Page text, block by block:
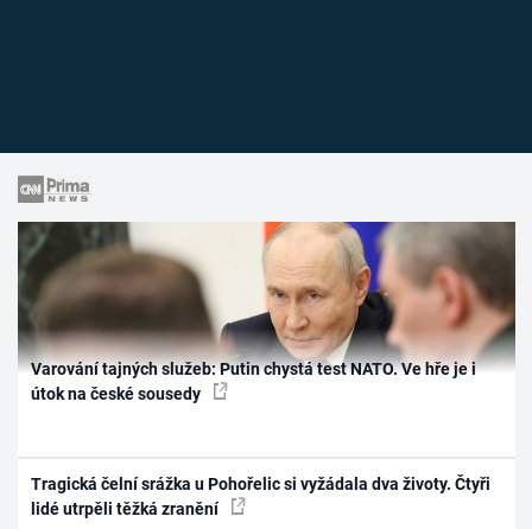
Varování tajných služeb: Putin chystá test NATO. Ve hře je i
útok na české sousedy
Tragická čelní srážka u Pohořelic si vyžádala dva životy. Čtyři
lidé utrpěli těžká zranění